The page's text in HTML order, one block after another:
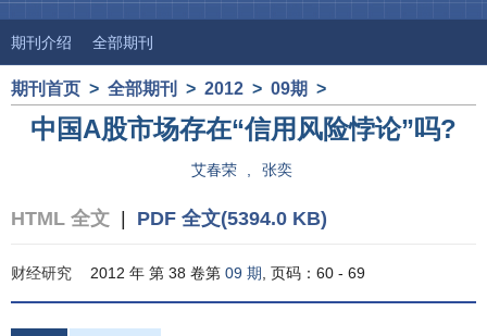
期刊介绍 全部期刊
期刊首页 > 全部期刊 > 2012 > 09期 >
中国A股市场存在“信用风险悖论”吗?
艾春荣 张奕
HTML 全文 PDF 全文(5394.0 KB)
财经研究 2012 年 第 38 卷第 09 期 , 页码：60 - 69